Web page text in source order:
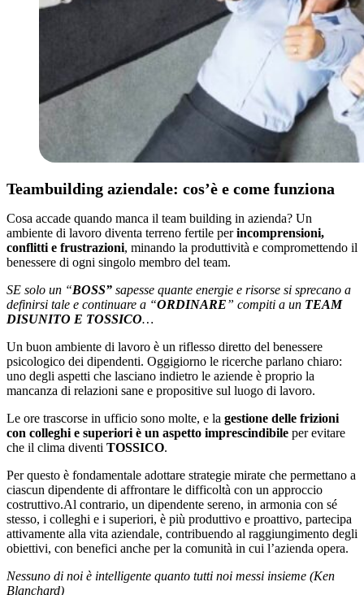
Teambuilding aziendale: cos’è e come funziona
Cosa accade quando manca il team building in azienda? Un
ambiente di lavoro diventa terreno fertile perincomprensioni,
conflitti e frustrazioni, minando la produttività e compromettendo il
benessere di ogni singolo membro del team.
SE solo un “BOSS” sapesse quante energie e risorse si sprecano a
definirsi tale e continuare a “ORDINARE” compiti a un TEAM
DISUNITO E TOSSICO…
Un buon ambiente di lavoro è un riflesso diretto del benessere
psicologico dei dipendenti. Oggigiorno le ricerche parlano chiaro:
uno degli aspetti che lasciano indietro le aziende è proprio la
mancanza di relazioni sane e propositive sul luogo di lavoro.
Le ore trascorse in ufficio sono molte, e la gestione delle frizioni
con colleghi e superiori è un aspetto imprescindibile per evitare
che il clima diventi TOSSICO.
Per questo è fondamentale adottare strategie mirate che permettano a
ciascun dipendente di affrontare le difficoltà con un approccio
costruttivo.Al contrario, un dipendente sereno, in armonia con sé
stesso, i colleghi e i superiori, è più produttivo e proattivo, partecipa
attivamente alla vita aziendale, contribuendo al raggiungimento degli
obiettivi, con benefici anche per la comunità in cui l’azienda opera.
Nessuno di noi è intelligente quanto tutti noi messi insieme (Ken
Blanchard)